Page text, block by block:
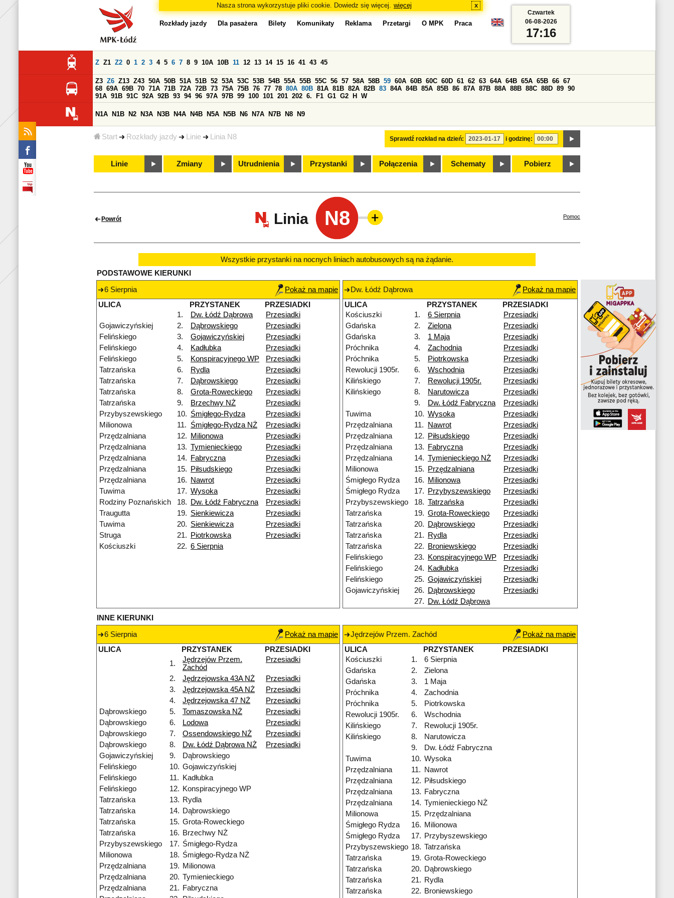
Nasza strona wykorzystuje pliki cookie. Dowiedz się więcej. więcej x
Start Rozkłady jazdy Linie Linia N8
Rozkłady jazdy Dla pasażera Bilety Komunikaty Reklama Przetargi O MPK Praca
Sprawdź rozkład na dzień: i godzinę:
Z Z1 Z2 0 1 2 3 4 5 6 7 8 9 10A 10B 11 12 13 14 15 16 41 43 45
Z3 Z6 Z13 Z43 50A 50B 51A 51B 52 53A 53C 53B 54B 55A 55B 55C 56 57 58A 58B 59 60A 60B 60C 60D 61 62 63 64A 64B 65A 65B 66 67
68 69A 69B 70 71A 71B 72A 72B 73 75A 75B 76 77 78 80A 80B 81A 81B 82A 82B 83 84A 84B 85A 85B 86 87A 87B 88A 88B 88C 88D 89 90
91A 91B 91C 92A 92B 93 94 96 97A 97B 99 100 101 201 202 6. F1 G1 G2 H W
N1A N1B N2 N3A N3B N4A N4B N5A N5B N6 N7A N7B N8 N9
Linie Zmiany Utrudnienia Przystanki Połączenia Schematy Pobierz
Czwartek
06-08-2026
17:16
Powrót Linia N8 Pomoc
Wszystkie przystanki na nocnych liniach autobusowych są na żądanie.
PODSTAWOWE KIERUNKI
6 Sierpnia
Pokaż na mapie
ULICA
PRZYSTANEK
PRZESIADKI
1.
Dw. Łódź Dąbrowa
Przesiadki
Gojawiczyńskiej
2. Dąbrowskiego
Przesiadki
Felińskiego
3. Gojawiczyńskiej
Przesiadki
Felińskiego
4. Kadłubka
Przesiadki
Felińskiego
5. Konspiracyjnego WP
Przesiadki
Tatrzańska
6. Rydla
Przesiadki
Tatrzańska
7. Dąbrowskiego
Przesiadki
Tatrzańska
8. Grota-Roweckiego
Przesiadki
Tatrzańska
9. Brzechwy NŻ
Przesiadki
Przybyszewskiego
10. Śmigłego-Rydza
Przesiadki
Milionowa
11. Śmigłego-Rydza NŻ
Przesiadki
Przędzalniana
12. Milionowa
Przesiadki
Przędzalniana
13. Tymienieckiego
Przesiadki
Przędzalniana
14. Fabryczna
Przesiadki
Przędzalniana
15. Piłsudskiego
Przesiadki
Przędzalniana
16. Nawrot
Przesiadki
Tuwima
17. Wysoka
Przesiadki
Rodziny Poznańskich
18. Dw. Łódź Fabryczna
Przesiadki
Traugutta
19. Sienkiewicza
Przesiadki
Tuwima
20. Sienkiewicza
Przesiadki
Struga
21. Piotrkowska
Przesiadki
Kościuszki
22. 6 Sierpnia
Dw. Łódź Dąbrowa
Pokaż na mapie
ULICA
PRZYSTANEK
PRZESIADKI
Kościuszki
1. 6 Sierpnia
Przesiadki
Gdańska
2. Zielona
Przesiadki
Gdańska
3. 1 Maja
Przesiadki
Próchnika
4. Zachodnia
Przesiadki
Próchnika
5. Piotrkowska
Przesiadki
Rewolucji 1905r.
6. Wschodnia
Przesiadki
Kilińskiego
7. Rewolucji 1905r.
Przesiadki
Kilińskiego
8. Narutowicza
Przesiadki
9.
Dw. Łódź Fabryczna
Przesiadki
Tuwima
10. Wysoka
Przesiadki
Przędzalniana
11. Nawrot
Przesiadki
Przędzalniana
12. Piłsudskiego
Przesiadki
Przędzalniana
13. Fabryczna
Przesiadki
Przędzalniana
14. Tymienieckiego NŻ
Przesiadki
Milionowa
15. Przędzalniana
Przesiadki
Śmigłego Rydza
16. Milionowa
Przesiadki
Śmigłego Rydza
17. Przybyszewskiego
Przesiadki
Przybyszewskiego
18. Tatrzańska
Przesiadki
Tatrzańska
19. Grota-Roweckiego
Przesiadki
Tatrzańska
20. Dąbrowskiego
Przesiadki
Tatrzańska
21. Rydla
Przesiadki
Tatrzańska
22. Broniewskiego
Przesiadki
Felińskiego
23. Konspiracyjnego WP
Przesiadki
Felińskiego
24. Kadłubka
Przesiadki
Felińskiego
25. Gojawiczyńskiej
Przesiadki
Gojawiczyńskiej
26. Dąbrowskiego
Przesiadki
27.
Dw. Łódź Dąbrowa
INNE KIERUNKI
6 Sierpnia
Pokaż na mapie
ULICA
PRZYSTANEK
PRZESIADKI
1.
Jędrzejów Przem.
Zachód
Przesiadki
2. Jędrzejowska 43A NŻ
Przesiadki
3.
Jędrzejowska 45A NŻ
Przesiadki
4.
Jędrzejowska 47 NŻ
Przesiadki
Dąbrowskiego
5. Tomaszowska NŻ
Przesiadki
Dąbrowskiego
6. Lodowa
Przesiadki
Dąbrowskiego
7. Ossendowskiego NŻ
Przesiadki
Dąbrowskiego
8. Dw. Łódź Dąbrowa NŻ
Przesiadki
Gojawiczyńskiej
9.
Dąbrowskiego
Felińskiego
10. Gojawiczyńskiej
Felińskiego
11.
Kadłubka
Felińskiego
12. Konspiracyjnego WP
Tatrzańska
13. Rydla
Tatrzańska
14. Dąbrowskiego
Tatrzańska
15. Grota-Roweckiego
Tatrzańska
16. Brzechwy NŻ
Przybyszewskiego
17. Śmigłego-Rydza
Milionowa
18. Śmigłego-Rydza NŻ
Przędzalniana
19. Milionowa
Przędzalniana
20. Tymienieckiego
Przędzalniana
21. Fabryczna
Jędrzejów Przem. Zachód
Pokaż na mapie
ULICA
PRZYSTANEK
PRZESIADKI
Kościuszki
1.
6 Sierpnia
Gdańska
2.
Zielona
Gdańska
3.
1 Maja
Próchnika
4.
Zachodnia
Próchnika
5.
Piotrkowska
Rewolucji 1905r.
6.
Wschodnia
Kilińskiego
7.
Rewolucji 1905r.
Kilińskiego
8.
Narutowicza
9.
Dw. Łódź Fabryczna
Tuwima
10. Wysoka
Przędzalniana
11.
Nawrot
Przędzalniana
12. Piłsudskiego
Przędzalniana
13. Fabryczna
Przędzalniana
14. Tymienieckiego NŻ
Milionowa
15. Przędzalniana
Śmigłego Rydza
16. Milionowa
Śmigłego Rydza
17. Przybyszewskiego
Przybyszewskiego 18. Tatrzańska
Tatrzańska
19. Grota-Roweckiego
Tatrzańska
20. Dąbrowskiego
Tatrzańska
21. Rydla
Tatrzańska
22. Broniewskiego